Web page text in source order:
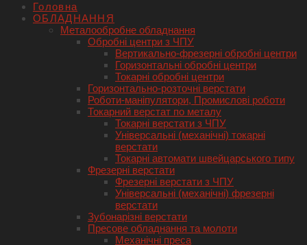
Головна
ОБЛАДНАННЯ
Металообробне обладнання
Обробні центри з ЧПУ
Вертикально-фрезерні обробні центри
Горизонтальні обробні центри
Токарні обробні центри
Горизонтально-розточні верстати
Роботи-маніпулятори, Промислові роботи
Токарний верстат по металу
Токарні верстати з ЧПУ
Універсальні (механічні) токарні
верстати
Токарні автомати швейцарського типу
Фрезерні верстати
Фрезерні верстати з ЧПУ
Універсальні (механічні) фрезерні
верстати
Зубонарізні верстати
Пресове обладнання та молоти
Механічні преса